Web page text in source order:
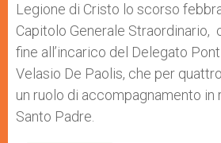
Legione di Cristo lo scorso
Capitolo Generale Straordinario,
fine all’incarico del Delegato
Velasio De Paolis, che per
un ruolo di accompagnamento in
Santo Padre.